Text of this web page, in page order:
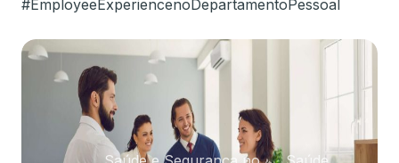
#EmployeeExperiencenoDepartamentoPessoal